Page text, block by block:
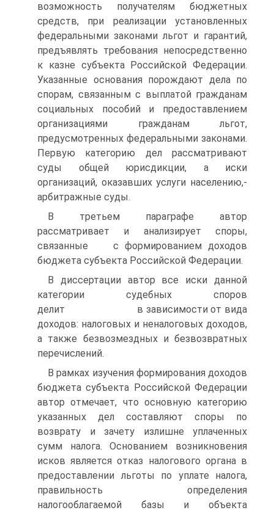
возможность получателям бюджетных
средств, при реализации установленных
федеральными законами льгот и гарантий,
предъявлять требования непосредственно
к казне субъекта Российской Федерации.
Указанные основания порождают дела по
спорам, связанным с выплатой гражданам
социальных пособий и предоставлением
организациями гражданам льгот,
предусмотренных федеральными законами.
Первую категорию дел рассматривают
суды общей юрисдикции, а иски
организаций, оказавших услуги населению,-
арбитражные суды.
В третьем параграфе автор
рассматривает и анализирует споры,
связанные с формированием доходов
бюджета субъекта Российской Федерации.
В диссертации автор все иски данной
категории судебных споров
делит в зависимости от вида
доходов: налоговых и неналоговых доходов,
а также безвозмездных и безвозвратных
перечислений.
В рамках изучения формирования доходов
бюджета субъекта Российской Федерации
автор отмечает, что основную категорию
указанных дел составляют споры по
возврату и зачету излишне уплаченных
сумм налога. Основанием возникновения
исков является отказ налогового органа в
предоставлении льготы по уплате налога,
правильность определения
налогооблагаемой базы и объекта